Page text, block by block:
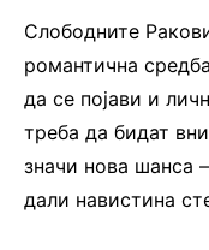
Слободните
романтична
да се појави и
треба да бидат
значи нова шанса
дали навистина